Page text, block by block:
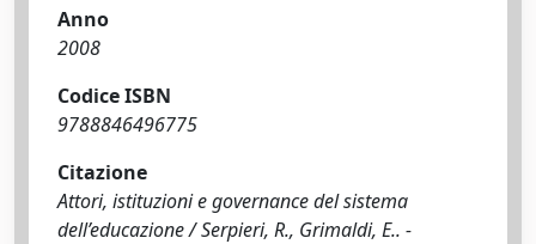
Anno
2008
Codice ISBN
9788846496775
Citazione
Attori, istituzioni e governance del sistema
dell’educazione / Serpieri, R., Grimaldi, E.. -